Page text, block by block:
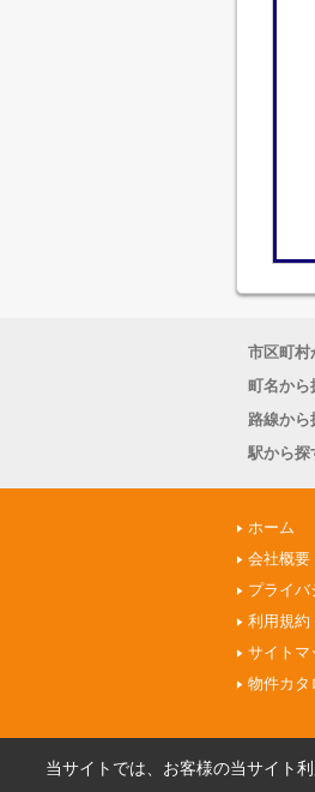
市区町村
町名から
路線から
駅から探
ホーム
会社概要
プライバ
利用規約
サイトマ
物件カタ
当サイトでは、お客様の当サイト